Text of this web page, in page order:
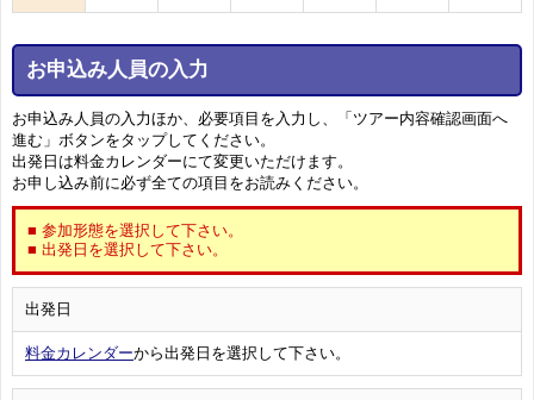
お申込み人員の入力
お申込み人員の入力ほか、必要項目を入力し、「ツアー内容確認画面へ
進む」ボタンをタップしてください。
出発日は料金カレンダーにて変更いただけます。
お申し込み前に必ず全ての項目をお読みください。
■ 参加形態を選択して下さい。
■ 出発日を選択して下さい。
出発日
料金カレンダーから出発日を選択して下さい。